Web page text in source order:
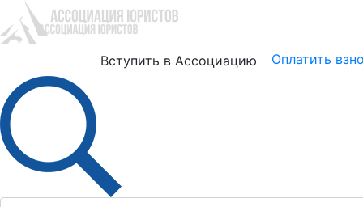
Вступить в Ассоциацию Оплатить